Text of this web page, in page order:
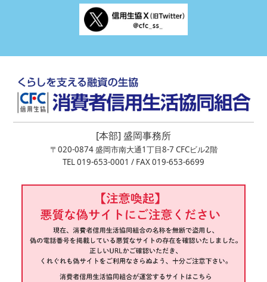
[本部] 盛岡事務所
〒020-0874 盛岡市南大通1丁目8-7 CFCビル2階
TEL 019-653-0001 / FAX 019-653-6699